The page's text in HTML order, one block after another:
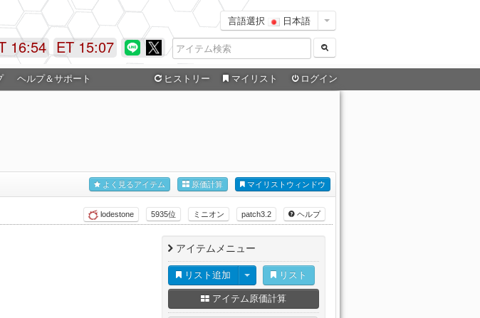
言語選択 日本語
ET 15:07
16:54
ヘルプ＆サポート ヒストリー マイリスト ログイン
マイリストウィンドウ
原価計算
よく見るアイテム
ヘルプ
patch3.2
ミニオン
5935位
lodestone
アイテムメニュー
リスト追加 リスト
アイテム原価計算